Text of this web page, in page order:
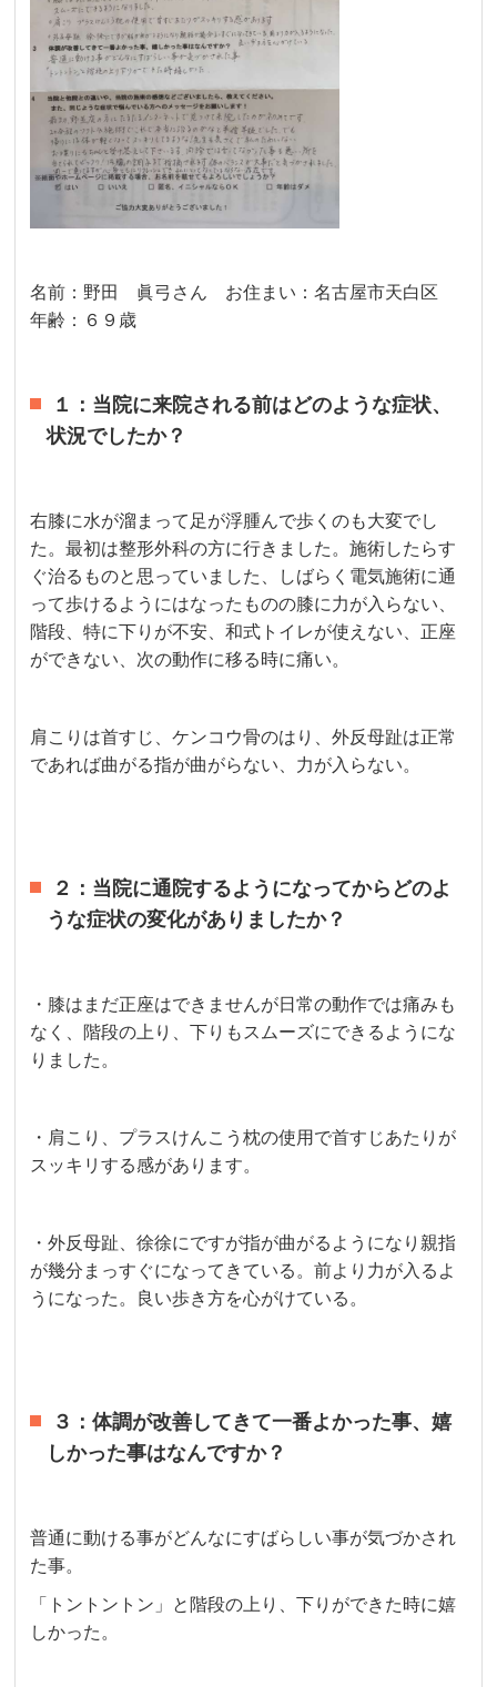
名前：野田 眞弓さん お住まい：名古屋市天白区
年齢：６９歳
１：当院に来院される前はどのような症状、
状況でしたか？
右膝に水が溜まって足が浮腫んで歩くのも大変でし
た。最初は整形外科の方に行きました。施術したらす
ぐ治るものと思っていました、しばらく電気施術に通
って歩けるようにはなったものの膝に力が入らない、
階段、特に下りが不安、和式トイレが使えない、正座
ができない、次の動作に移る時に痛い。
肩こりは首すじ、ケンコウ骨のはり、外反母趾は正常
であれば曲がる指が曲がらない、力が入らない。
２：当院に通院するようになってからどのよ
うな症状の変化がありましたか？
・膝はまだ正座はできませんが日常の動作では痛みも
なく、階段の上り、下りもスムーズにできるようにな
りました。
・肩こり、プラスけんこう枕の使用で首すじあたりが
スッキリする感があります。
・外反母趾、徐徐にですが指が曲がるようになり親指
が幾分まっすぐになってきている。前より力が入るよ
うになった。良い歩き方を心がけている。
３：体調が改善してきて一番よかった事、嬉
しかった事はなんですか？
普通に動ける事がどんなにすばらしい事が気づかされ
た事。
「トントントン」と階段の上り、下りができた時に嬉
しかった。